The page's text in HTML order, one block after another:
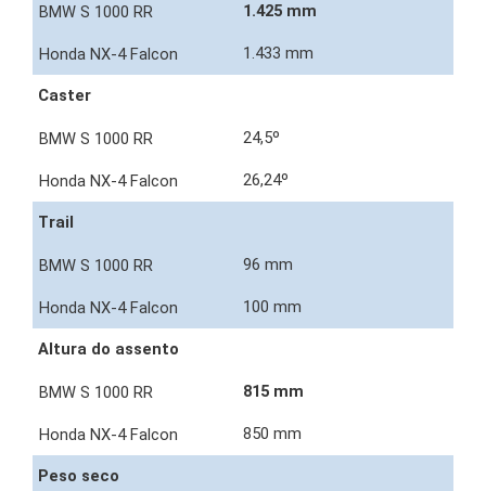
1.425 mm
1.433 mm
Caster
24,5º
26,24º
Trail
96 mm
100 mm
Altura do assento
815 mm
850 mm
Peso seco